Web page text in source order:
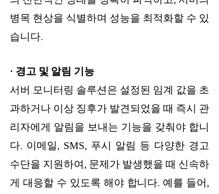
병목 현상을 식별하며 성능을 최적화할 수 있
습니다.
· 경고 및 알림 기능
서버 모니터링 솔루션은 설정된 임계 값을 초
과하거나 이상 징후가 발견되었을 때 즉시 관
리자에게 알림을 보내는 기능을 갖춰야 합니
다. 이메일, SMS, 푸시 알림 등 다양한 경고
수단을 지원하여, 문제가 발생했을 때 신속하
게 대응할 수 있도록 해야 합니다. 예를 들어,